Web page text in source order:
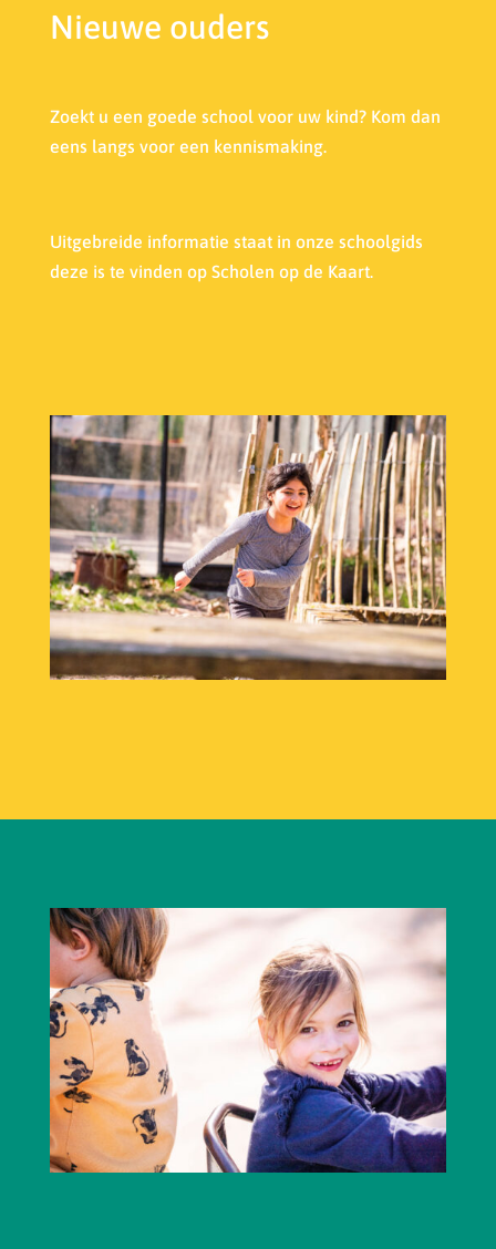
Nieuwe ouders
Zoekt u een goede school voor uw kind? Kom dan
eens langs voor een kennismaking.
Uitgebreide informatie staat in onze schoolgids
deze is te vinden op Scholen op de Kaart.